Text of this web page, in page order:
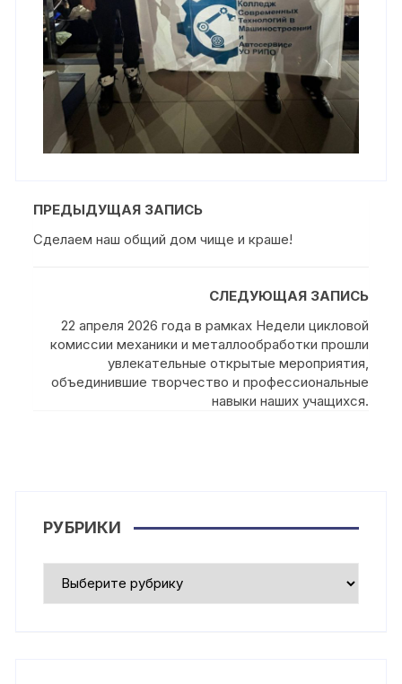
ПРЕДЫДУЩАЯ ЗАПИСЬ
Сделаем наш общий дом чище и краше!
СЛЕДУЮЩАЯ ЗАПИСЬ
22 апреля 2026 года в рамках Недели цикловой
комиссии механики и металлообработки прошли
увлекательные открытые мероприятия,
объединившие творчество и профессиональные
навыки наших учащихся.
РУБРИКИ